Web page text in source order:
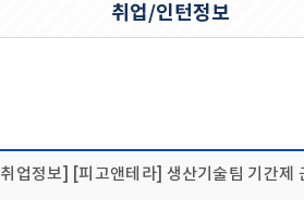
취업/인턴정보
[취업정보] [피고앤테라] 생산기술팀 기간제